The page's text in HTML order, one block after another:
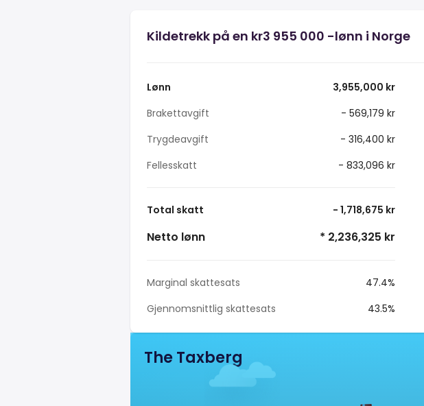
Kildetrekk på en kr3 955 000 -lønn i Norge
Lønn
3,955,000 kr
Brakettavgift
- 569,179 kr
Trygdeavgift
- 316,400 kr
Fellesskatt
- 833,096 kr
Total skatt - 1,718,675 kr
Netto lønn * 2,236,325 kr
Marginal skattesats
47.4%
Gjennomsnittlig skattesats
43.5%
The Taxberg